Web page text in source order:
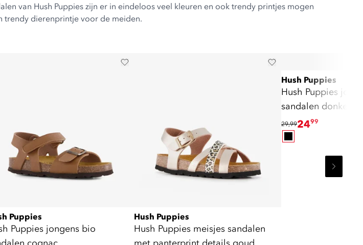
van Hush Puppies zijn er in eindeloos veel kleuren en ook trendy printjes mogen
trendy dierenprintje voor de meiden.
Puppies
Puppies jongens bio
Hush Puppies
Hush Puppies meisjes sandalen
Hush Puppies
Hush Puppies
sandalen
29,992499